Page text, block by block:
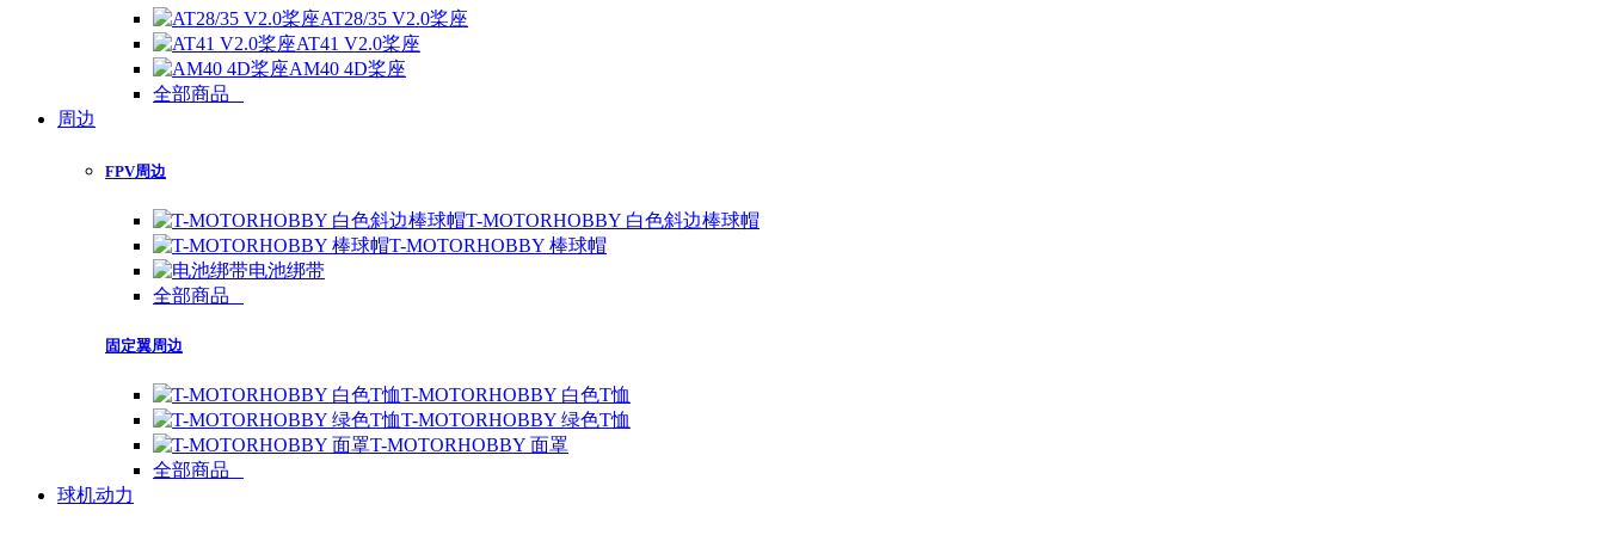
AT28/35 V2.0桨座
AT41 V2.0桨座
AM40 4D桨座
全部商品
周边
FPV周边
T-MOTORHOBBY 白色斜边棒球帽
T-MOTORHOBBY 棒球帽
电池绑带
全部商品
固定翼周边
T-MOTORHOBBY 白色T恤
T-MOTORHOBBY 绿色T恤
T-MOTORHOBBY 面罩
全部商品
球机动力